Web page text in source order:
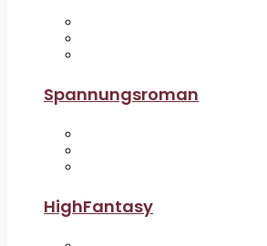
Spannungsroman
HighFantasy